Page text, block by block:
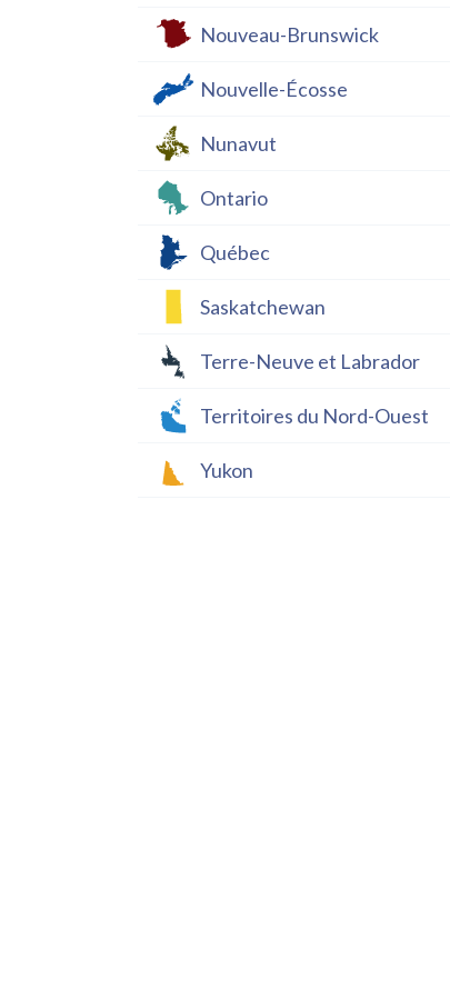
Nouveau-Brunswick
Nouvelle-Écosse
Nunavut
Ontario
Québec
Saskatchewan
Terre-Neuve et Labrador
Territoires du Nord-Ouest
Yukon